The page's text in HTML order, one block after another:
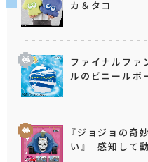
カ＆タコ
ファイナルフ
ルのビニールボ
『ジョジョの奇
い』 感知して